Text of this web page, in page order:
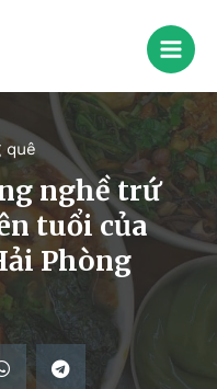
quê
nghề trứ
tuổi của
Phòng